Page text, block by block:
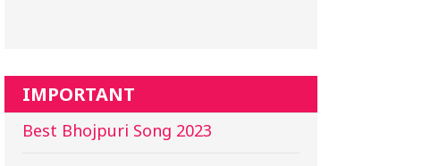
IMPORTANT
Best Bhojpuri Song 2023